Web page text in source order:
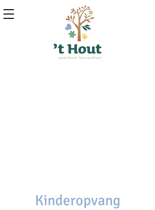
Kinderopvang